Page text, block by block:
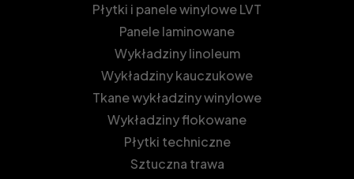
Płytki i panele winylowe LVT
Panele laminowane
Wykładziny linoleum
Wykładziny kauczukowe
Tkane wykładziny winylowe
Wykładziny flokowane
Płytki techniczne
Sztuczna trawa